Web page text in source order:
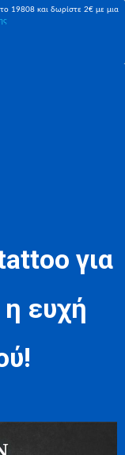
19808 και δωρίστε 2€ με μια
για
ευχή